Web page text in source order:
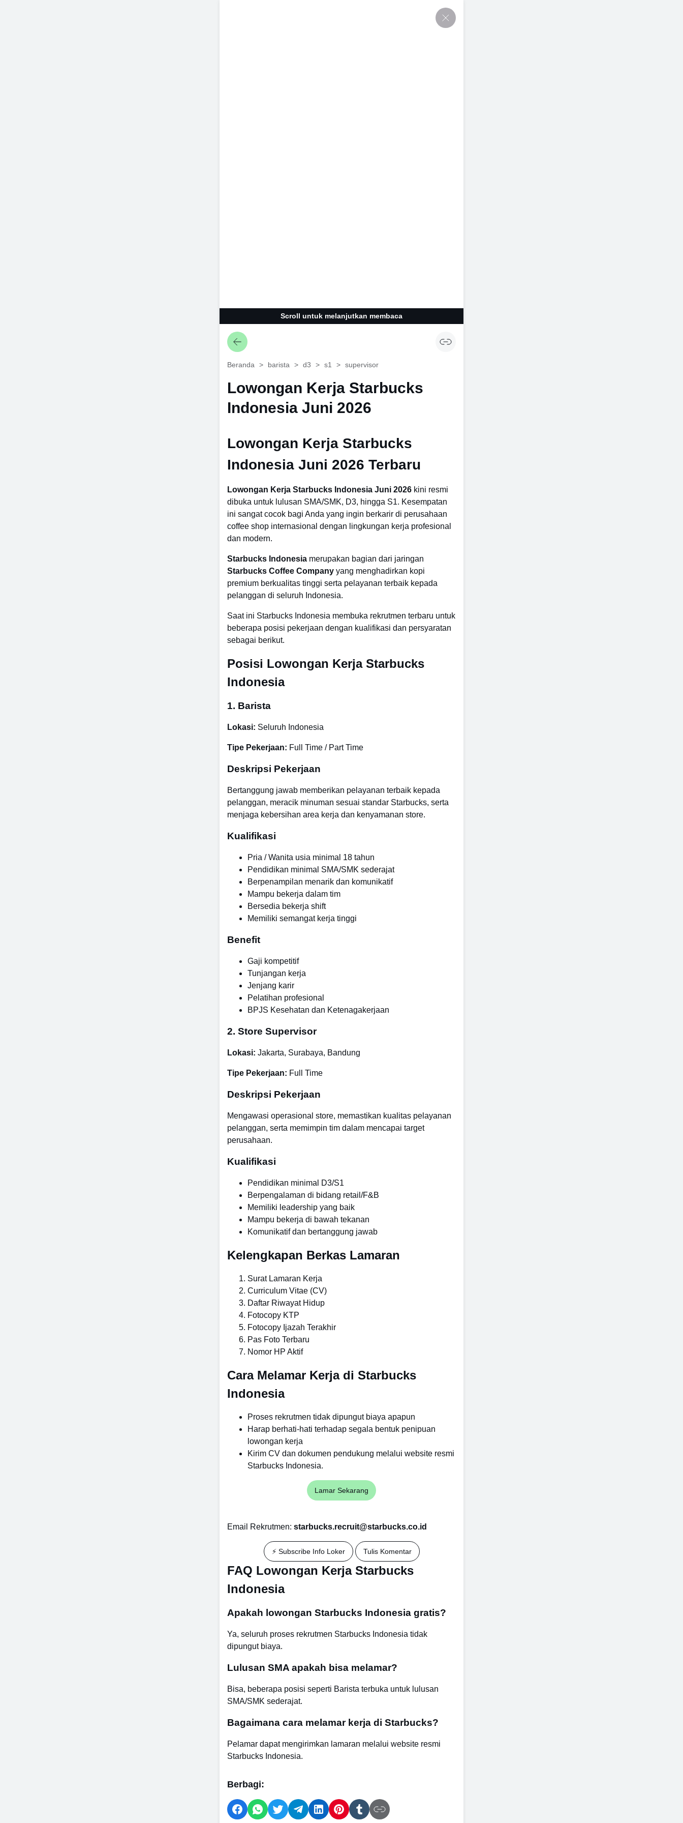
Scroll untuk melanjutkan membaca
Beranda barista d3 s1 supervisor
Lowongan Kerja Starbucks
Indonesia Juni 2026
Lowongan Kerja Starbucks
Indonesia Juni 2026 Terbaru
Lowongan Kerja Starbucks Indonesia Juni 2026 kini resmi
dibuka untuk lulusan SMA/SMK, D3, hingga S1. Kesempatan
ini sangat cocok bagi Anda yang ingin berkarir di perusahaan
coffee shop internasional dengan lingkungan kerja profesional
dan modern.
Starbucks Indonesia merupakan bagian dari jaringan
Starbucks Coffee Company yang menghadirkan kopi
premium berkualitas tinggi serta pelayanan terbaik kepada
pelanggan di seluruh Indonesia.
Saat ini Starbucks Indonesia membuka rekrutmen terbaru untuk
beberapa posisi pekerjaan dengan kualifikasi dan persyaratan
sebagai berikut.
Posisi Lowongan Kerja Starbucks
Indonesia
1. Barista
Lokasi: Seluruh Indonesia
Tipe Pekerjaan: Full Time / Part Time
Deskripsi Pekerjaan
Bertanggung jawab memberikan pelayanan terbaik kepada
pelanggan, meracik minuman sesuai standar Starbucks, serta
menjaga kebersihan area kerja dan kenyamanan store.
Kualifikasi
Pria / Wanita usia minimal 18 tahun
Pendidikan minimal SMA/SMK sederajat
Berpenampilan menarik dan komunikatif
Mampu bekerja dalam tim
Bersedia bekerja shift
Memiliki semangat kerja tinggi
Benefit
Gaji kompetitif
Tunjangan kerja
Jenjang karir
Pelatihan profesional
BPJS Kesehatan dan Ketenagakerjaan
2. Store Supervisor
Lokasi: Jakarta, Surabaya, Bandung
Tipe Pekerjaan: Full Time
Deskripsi Pekerjaan
Mengawasi operasional store, memastikan kualitas pelayanan
pelanggan, serta memimpin tim dalam mencapai target
perusahaan.
Kualifikasi
Pendidikan minimal D3/S1
Berpengalaman di bidang retail/F&B
Memiliki leadership yang baik
Mampu bekerja di bawah tekanan
Komunikatif dan bertanggung jawab
Kelengkapan Berkas Lamaran
Surat Lamaran Kerja
Curriculum Vitae (CV)
Daftar Riwayat Hidup
Fotocopy KTP
Fotocopy Ijazah Terakhir
Pas Foto Terbaru
Nomor HP Aktif
Cara Melamar Kerja di Starbucks
Indonesia
Proses rekrutmen tidak dipungut biaya apapun
Harap berhati-hati terhadap segala bentuk penipuan
lowongan kerja
Kirim CV dan dokumen pendukung melalui website resmi
Starbucks Indonesia.
Lamar Sekarang
Email Rekrutmen: starbucks.recruit@starbucks.co.id
⚡ Subscribe Info Loker Tulis Komentar
FAQ Lowongan Kerja Starbucks
Indonesia
Apakah lowongan Starbucks Indonesia gratis?
Ya, seluruh proses rekrutmen Starbucks Indonesia tidak
dipungut biaya.
Lulusan SMA apakah bisa melamar?
Bisa, beberapa posisi seperti Barista terbuka untuk lulusan
SMA/SMK sederajat.
Bagaimana cara melamar kerja di Starbucks?
Pelamar dapat mengirimkan lamaran melalui website resmi
Starbucks Indonesia.
Berbagi: